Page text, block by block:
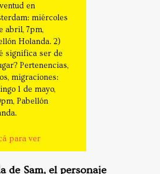
en
miércoles
abril, 7pm,
Holanda. 2)
significa ser de
Pertenencias,
migraciones:
1 de mayo,
Pabellón
para ver
de Sam, el personaje